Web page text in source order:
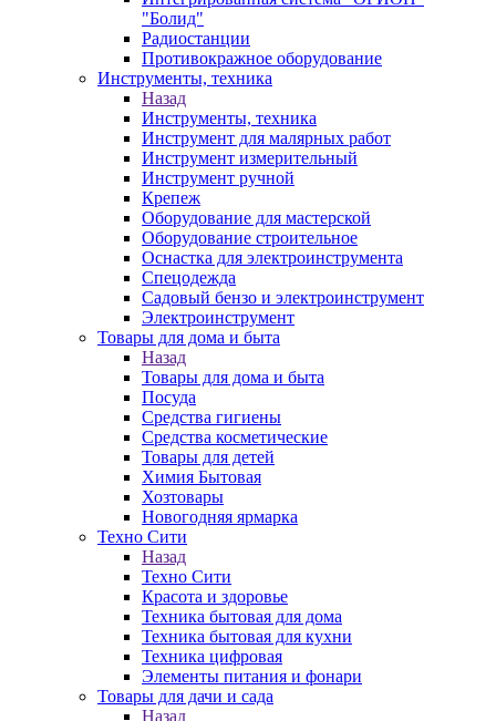
"Болид"
Радиостанции
Противокражное оборудование
Инструменты, техника
Назад
Инструменты, техника
Инструмент для малярных работ
Инструмент измерительный
Инструмент ручной
Крепеж
Оборудование для мастерской
Оборудование строительное
Оснастка для электроинструмента
Спецодежда
Садовый бензо и электроинструмент
Электроинструмент
Товары для дома и быта
Назад
Товары для дома и быта
Посуда
Средства гигиены
Средства косметические
Товары для детей
Химия Бытовая
Хозтовары
Новогодняя ярмарка
Техно Сити
Назад
Техно Сити
Красота и здоровье
Техника бытовая для дома
Техника бытовая для кухни
Техника цифровая
Элементы питания и фонари
Товары для дачи и сада
Назад